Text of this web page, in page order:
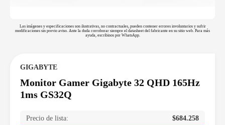
Las imágenes y especificaciones son ilustrativas, no contractuales, pueden contener errores involuntarios y sufrir
modificaciones sin previo aviso. Ante la duda corroborar siempre el datasheet del fabricante en su sitio web. Para más
ayuda, escribinos por WhatsApp.
GIGABYTE
Monitor Gamer Gigabyte 32 QHD 165Hz
1ms GS32Q
Precio de lista: $684.258